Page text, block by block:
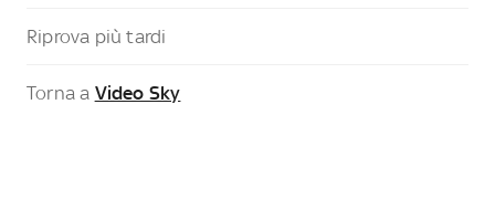
Riprova più tardi
Torna a Video Sky